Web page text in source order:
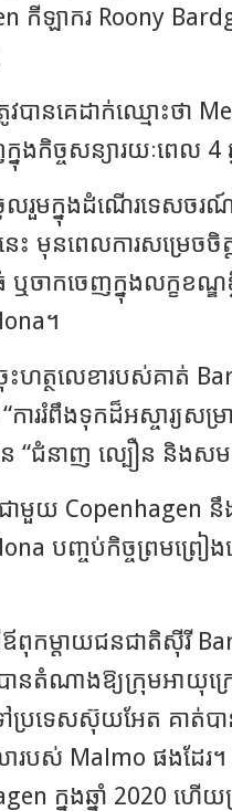
កីឡាករ Roony
វបានគេដាក់ឈ្មោះថា
ងកិច្ចសន្យារយៈពេល 4
ចូលរួមក្នុងដំណើរទេសច
មុនពេលការសម្រេចចិត្ត
ាកចេញក្នុងលក្ខខណ្ឌ
។
ចុះហត្ថលេខារបស់គាត់
“ការរំពឹងទុកដ៏អស្ចារ្យ
ាន “ជំនាញ ល្បឿន និងស
ាមួយ Copenhagen
បញ្ចប់កិច្ចព្រមព្រៀ
ពុកម្តាយជនជាតិស៊ីរី
តំណាងឱ្យក្រុមអាយុក្រ
ៅប្រទេសស៊ុយអែត គាត់
របស់ Malmo ផងដែរ
ក្នុងឆ្នាំ 2020 ហើយ